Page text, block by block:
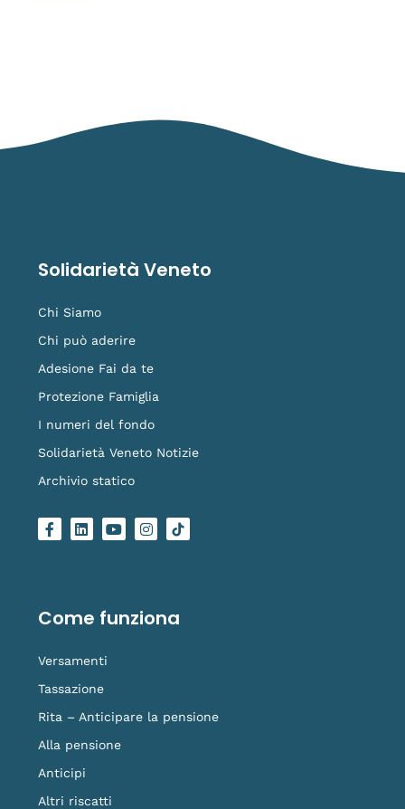
Solidarietà Veneto
Chi Siamo
Chi può aderire
Adesione Fai da te
Protezione Famiglia
I numeri del fondo
Solidarietà Veneto Notizie
Archivio statico
F
a
o
k
L
i
n
Y
o
I
n
a
L
o
k
Come funziona
Versamenti
Tassazione
Rita – Anticipare la pensione
Alla pensione
Anticipi
Altri riscatti